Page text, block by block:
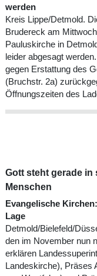
werden
Kreis Lippe/Detmold.
Brudereck am
Pauluskirche in
leider abgesagt
gegen Erstattung des
(Bruchstr. 2a)
Öffnungszeiten des
Gott steht gerade in
Menschen
Evangelische
Lage
Detmold/Bielefeld/
den im November nun
erklären
Landeskirche), Präses